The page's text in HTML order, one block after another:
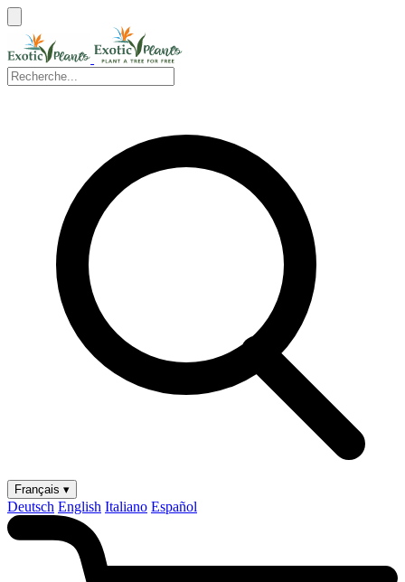
Français ▾
Deutsch English Italiano Español